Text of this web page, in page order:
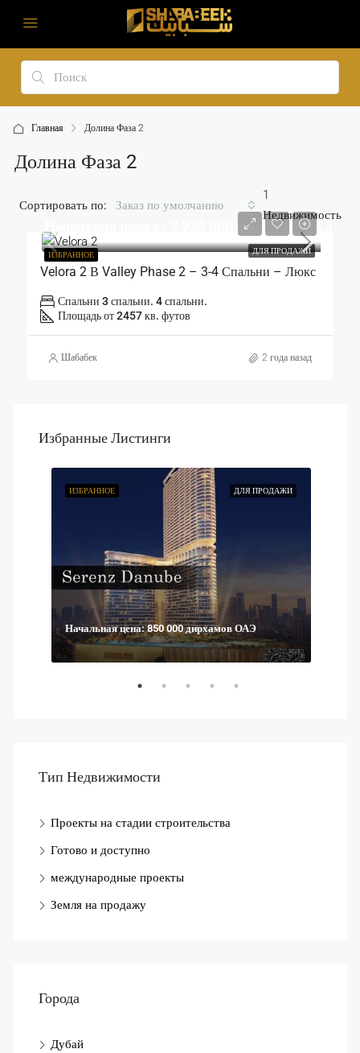
Главная Долина Фаза 2
Долина Фаза 2
1
Недвижимость
Сортировать по: Заказ по умолчанию
ИЗБРАННОЕ ДЛЯ ПРОДАЖИ
Начальная цена от 2 930 000 дирхамов ОАЭ
Velora 2 В Valley Phase 2 – 3-4 Спальни – Люкс
Спальни 3 спальни. 4 спальни.
Площадь от 2457 кв. футов
Шабабек 2 года назад
Избранные Листинги
ДЛЯ ПРОДАЖИ
ИЗБРАННОЕ
Начальная цена: 850 000 дирхамов ОАЭ
Тип Недвижимости
Проекты на стадии строительства
Готово и доступно
международные проекты
Земля на продажу
Города
Дубай